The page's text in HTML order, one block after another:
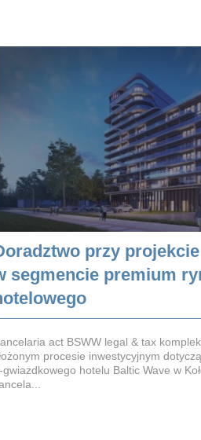
przy
segmencie premium
act BSWW legal & tax
procesie inwestycyjnym
gwiazdkowego hotelu Baltic Wave w